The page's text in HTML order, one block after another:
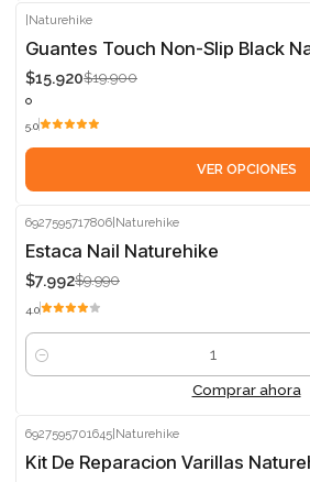
-20%
Naturehike
Guantes Touch Non-Slip Black
$15.920$19.900
5.0
VER OPCIONES
-20%
6927595717806 Naturehike
Estaca Nail Naturehike
$7.992$9.990
4.0
Cantidad
Comprar ahora
-20%
6927595701645 Naturehike
Kit De Reparacion Varillas